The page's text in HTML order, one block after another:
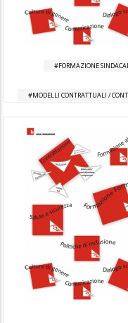
FORMAZIONE
MODELLI CONTRATTUALI /